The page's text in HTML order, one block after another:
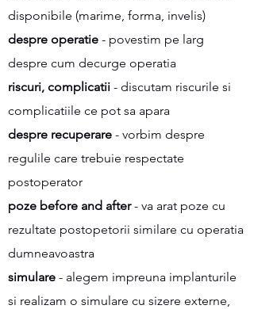
disponibile (marime, forma, invelis)
despre operatie - povestim pe larg
despre cum decurge operatia
riscuri, complicatii - discutam riscurile si
complicatiile ce pot sa apara
despre recuperare - vorbim despre
regulile care trebuie respectate
postoperator
poze before and after- va arat poze cu
rezultate postopetorii similare cu operatia
dumneavoastra
simulare - alegem impreuna implanturile
si realizam o simulare cu sizere externe,